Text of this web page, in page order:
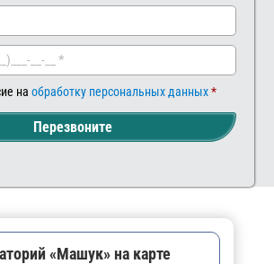
на обработку персональных данных
Перезвоните
«Машук» на карте